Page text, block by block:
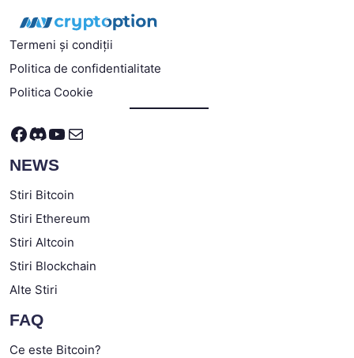
Termeni și condiții
Politica de confidentialitate
Politica Cookie
Facebook
Discord
YouTube
Mail
NEWS
Stiri Bitcoin
Stiri Ethereum
Stiri Altcoin
Stiri Blockchain
Alte Stiri
FAQ
Ce este Bitcoin?